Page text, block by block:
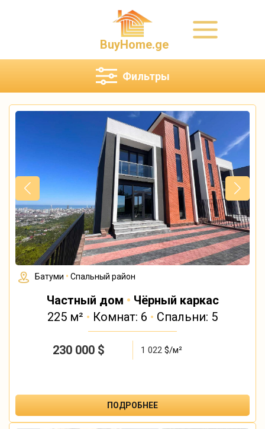
BuyHome.ge
Фильтры
Батуми • Спальный район
Частный дом • Чёрный каркас
225 м² • Комнат: 6 • Спальни: 5
230 000$ 1 022 $/м²
ПОДРОБНЕЕ